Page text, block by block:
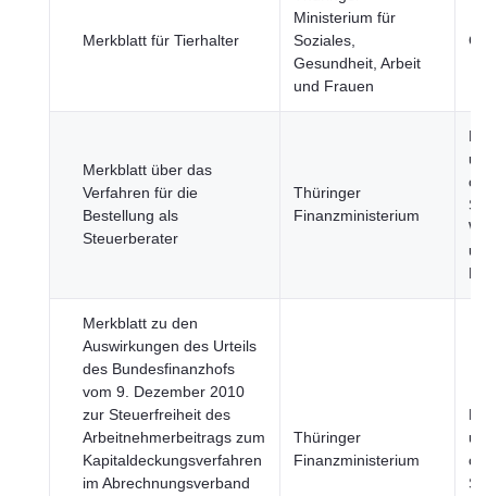
Merkblatt für Tierhalter
Ministerium für
Soziales,
Gesundheit, Arbeit
und Frauen
Merkblatt über das
Verfahren für die
Bestellung als
Steuerberater
Thüringer
Finanzministerium
Merkblatt zu den
Auswirkungen des Urteils
des Bundesfinanzhofs
vom 9. Dezember 2010
zur Steuerfreiheit des
Arbeitnehmerbeitrags zum
Kapitaldeckungsverfahren
im Abrechnungsverband
Thüringer
Finanzministerium